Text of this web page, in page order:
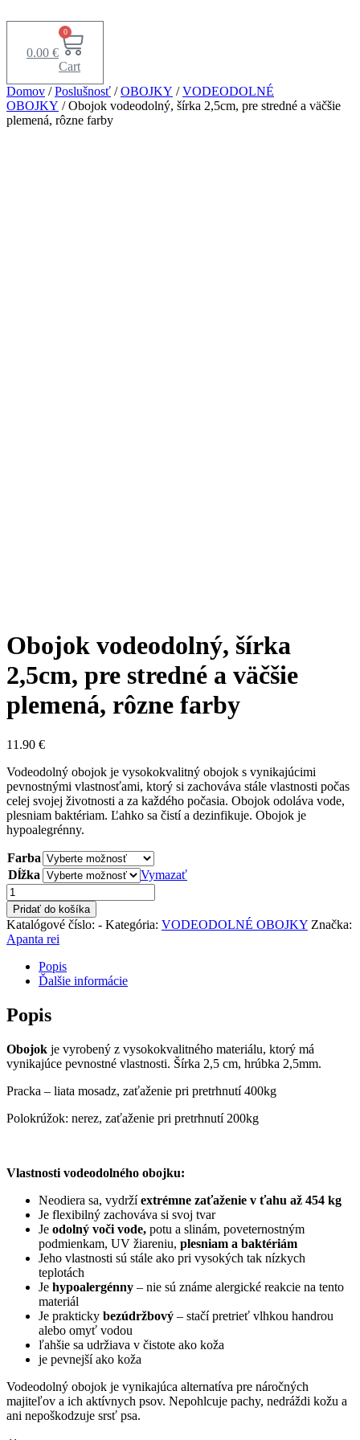
0.00 €
0
Cart
Domov /Poslušnosť /OBOJKY /VODEODOLNÉ
OBOJKY / Obojok vodeodolný, šírka 2,5cm, pre stredné a väčšie
plemená, rôzne farby
Obojok vodeodolný, šírka
2,5cm, pre stredné a väčšie
plemená, rôzne farby
11.90 €
Vodeodolný obojok je vysokokvalitný obojok s vynikajúcimi
pevnostnými vlastnosťami, ktorý si zachováva stále vlastnosti počas
celej svojej životnosti a za každého počasia. Obojok odoláva vode,
plesniam baktériam. Ľahko sa čistí a dezinfikuje. Obojok je
hypoalegrénny.
Farba
Dĺžka
Vymazať
množstvo
Obojok
vodeodolný,
šírka
2,5cm,
stredné
väčšie
plemená,
farby
Pridať do košíka
Katalógové číslo: - Kategória: VODEODOLNÉ OBOJKY Značka:
Apanta rei
Popis
Ďalšie informácie
Popis
Obojok je vyrobený z vysokokvalitného materiálu, ktorý má
vynikajúce pevnostné vlastnosti. Šírka 2,5 cm, hrúbka 2,5mm.
Pracka – liata mosadz, zaťaženie pri pretrhnutí 400kg
Polokrúžok: nerez, zaťaženie pri pretrhnutí 200kg
Vlastnosti vodeodolného obojku:
Neodiera sa, vydržíextrémne zaťaženie v ťahu až 454 kg
Je flexibilný zachováva si svoj tvar
Je odolný voči vode, potu a slinám, poveternostným
podmienkam, UV žiareniu, plesniam a baktériám
Jeho vlastnosti sú stále ako pri vysokých tak nízkych
teplotách
Je hypoalergénny – nie sú známe alergické reakcie na tento
materiál
Je prakticky bezúdržbový – stačí pretrieť vlhkou handrou
alebo omyť vodou
ľahšie sa udržiava v čistote ako koža
je pevnejší ako koža
Vodeodolný obojok je vynikajúca alternatíva pre náročných
majiteľov a ich aktívnych psov. Nepohlcuje pachy, nedráždi kožu a
ani nepoškodzuje srsť psa.